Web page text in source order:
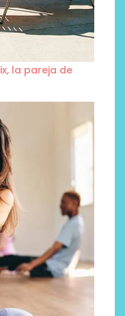
la pareja de